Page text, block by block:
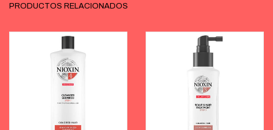
PRODUCTOS RELACIONADOS